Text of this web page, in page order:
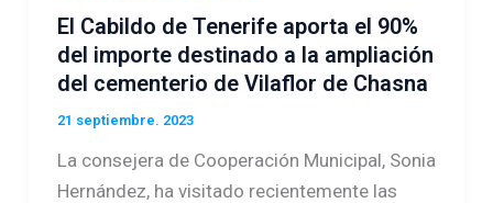
El Cabildo de Tenerife aporta el 90%
del importe destinado a la ampliación
del cementerio de Vilaflor de Chasna
21 septiembre. 2023
La consejera de Cooperación Municipal, Sonia
Hernández, ha visitado recientemente las